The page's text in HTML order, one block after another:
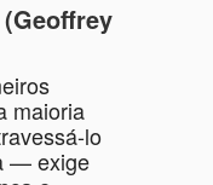
(Geoffrey
maioria
lo
— exige